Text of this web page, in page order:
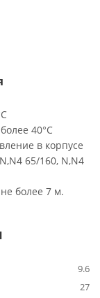
40°C
в корпусе
65/160, N,N4
более 7 м.
9.6
27